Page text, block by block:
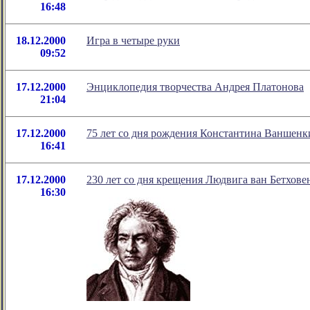
16:48
18.12.2000
09:52
Игра в четыре руки
17.12.2000
21:04
Энциклопедия творчества Андрея Платонова
17.12.2000
16:41
75 лет со дня рождения Константина
17.12.2000
16:30
230 лет со дня крещения Людвига ван